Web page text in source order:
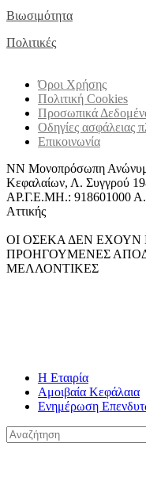
Βιωσιμότητα
Πολιτικές
Όροι Χρήσης
Πολιτική Cookies
Προσωπικά
Οδηγίες ασφάλειας
Επικοινωνία
ΝΝ Μονοπρόσωπη Ανώνυμη
Κεφαλαίων, Λ. Συγγρού
ΑΡ.Γ.Ε.ΜΗ.: 918601000
Αττικής
ΟΙ ΟΣΕΚΑ ΔΕΝ
ΠΡΟΗΓΟΥΜΕΝΕΣ
ΜΕΛΛΟΝΤΙΚΕΣ
Η Εταιρία
Αμοιβαία Κεφάλαια
Ενημέρωση